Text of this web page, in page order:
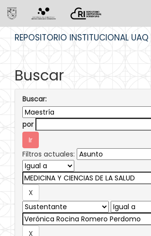
REPOSITORIO INSTITUCIONAL UAQ
Buscar
Buscar:
por
Filtros actuales: